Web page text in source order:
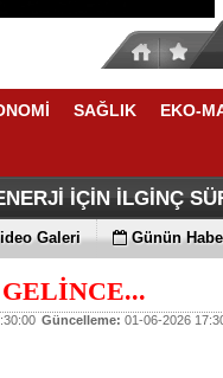
SAĞLIK EKO-
NELER VAR
YÜKSELME VAR
İÇİN İLGİNÇ
KIRMAYI SEVİYOR
GELDİLER
MAGIC V6
YENİLİKLER VAR
Galeri Günün
Güncelleme: 01-06-2026